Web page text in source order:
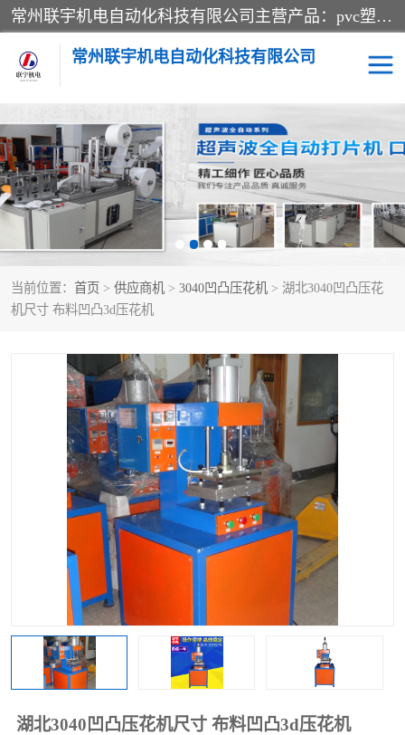
常州联宇机电自动化科技有限公司主营产品：pvc塑料焊机、高频热合机、软膜天花压边机、服装布料凹凸压花机、布料3d压印设备、服装植胶设备、超声波布料花边机、无纺布热合机、全自动压花机。
常州联宇机电自动化科技有限公司
当前位置： 首页 > 供应商机 > 3040凹凸压花机 > 湖北3040凹凸压花
机尺寸 布料凹凸3d压花机
湖北3040凹凸压花机尺寸 布料凹凸3d压花机
压花定型机以及压花模具 超声波热合机
高频热合机 超声波花边机
超声波复合压花机 凹凸压花机压标机
3040凹凸压花机 双头服装凹凸压花机
高频压花压标机 自动超声波打片成型机
泡壳包装封口机 海绵产品成型机
其他超声波系列